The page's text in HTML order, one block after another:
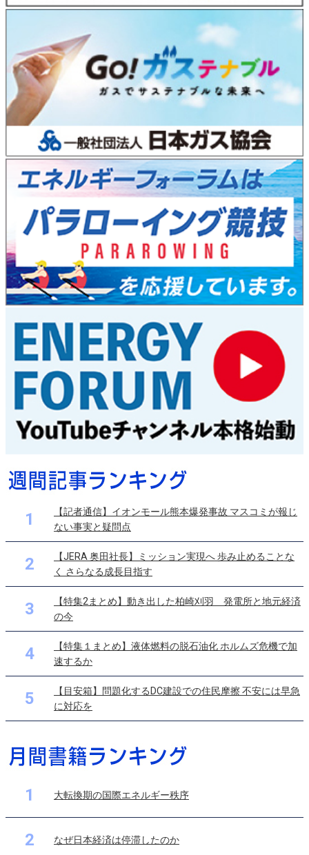
1
【記者通信】イオンモール熊本爆発事故 マスコミが報じ
ない事実と疑問点
2
【JERA 奥田社長】ミッション実現へ 歩み止めることな
く さらなる成長目指す
3
【特集2まとめ】動き出した柏崎刈羽 発電所と地元経済
の今
4
【特集１まとめ】液体燃料の脱石油化 ホルムズ危機で加
速するか
5
【目安箱】問題化するDC建設での住民摩擦 不安には早急
に対応を
1 大転換期の国際エネルギー秩序
2 なぜ日本経済は停滞したのか